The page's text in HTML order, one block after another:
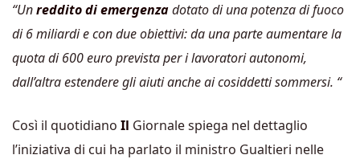
“Unreddito di emergenzadotato di una potenza di fuoco
di 6 miliardi e con due obiettivi: da una parte aumentare la
quota di 600 euro prevista per i lavoratori autonomi,
dall’altra estendere gli aiuti anche ai cosiddetti sommersi. “
Così il quotidiano Il Giornale spiega nel dettaglio
l’iniziativa di cui ha parlato il ministro Gualtieri nelle